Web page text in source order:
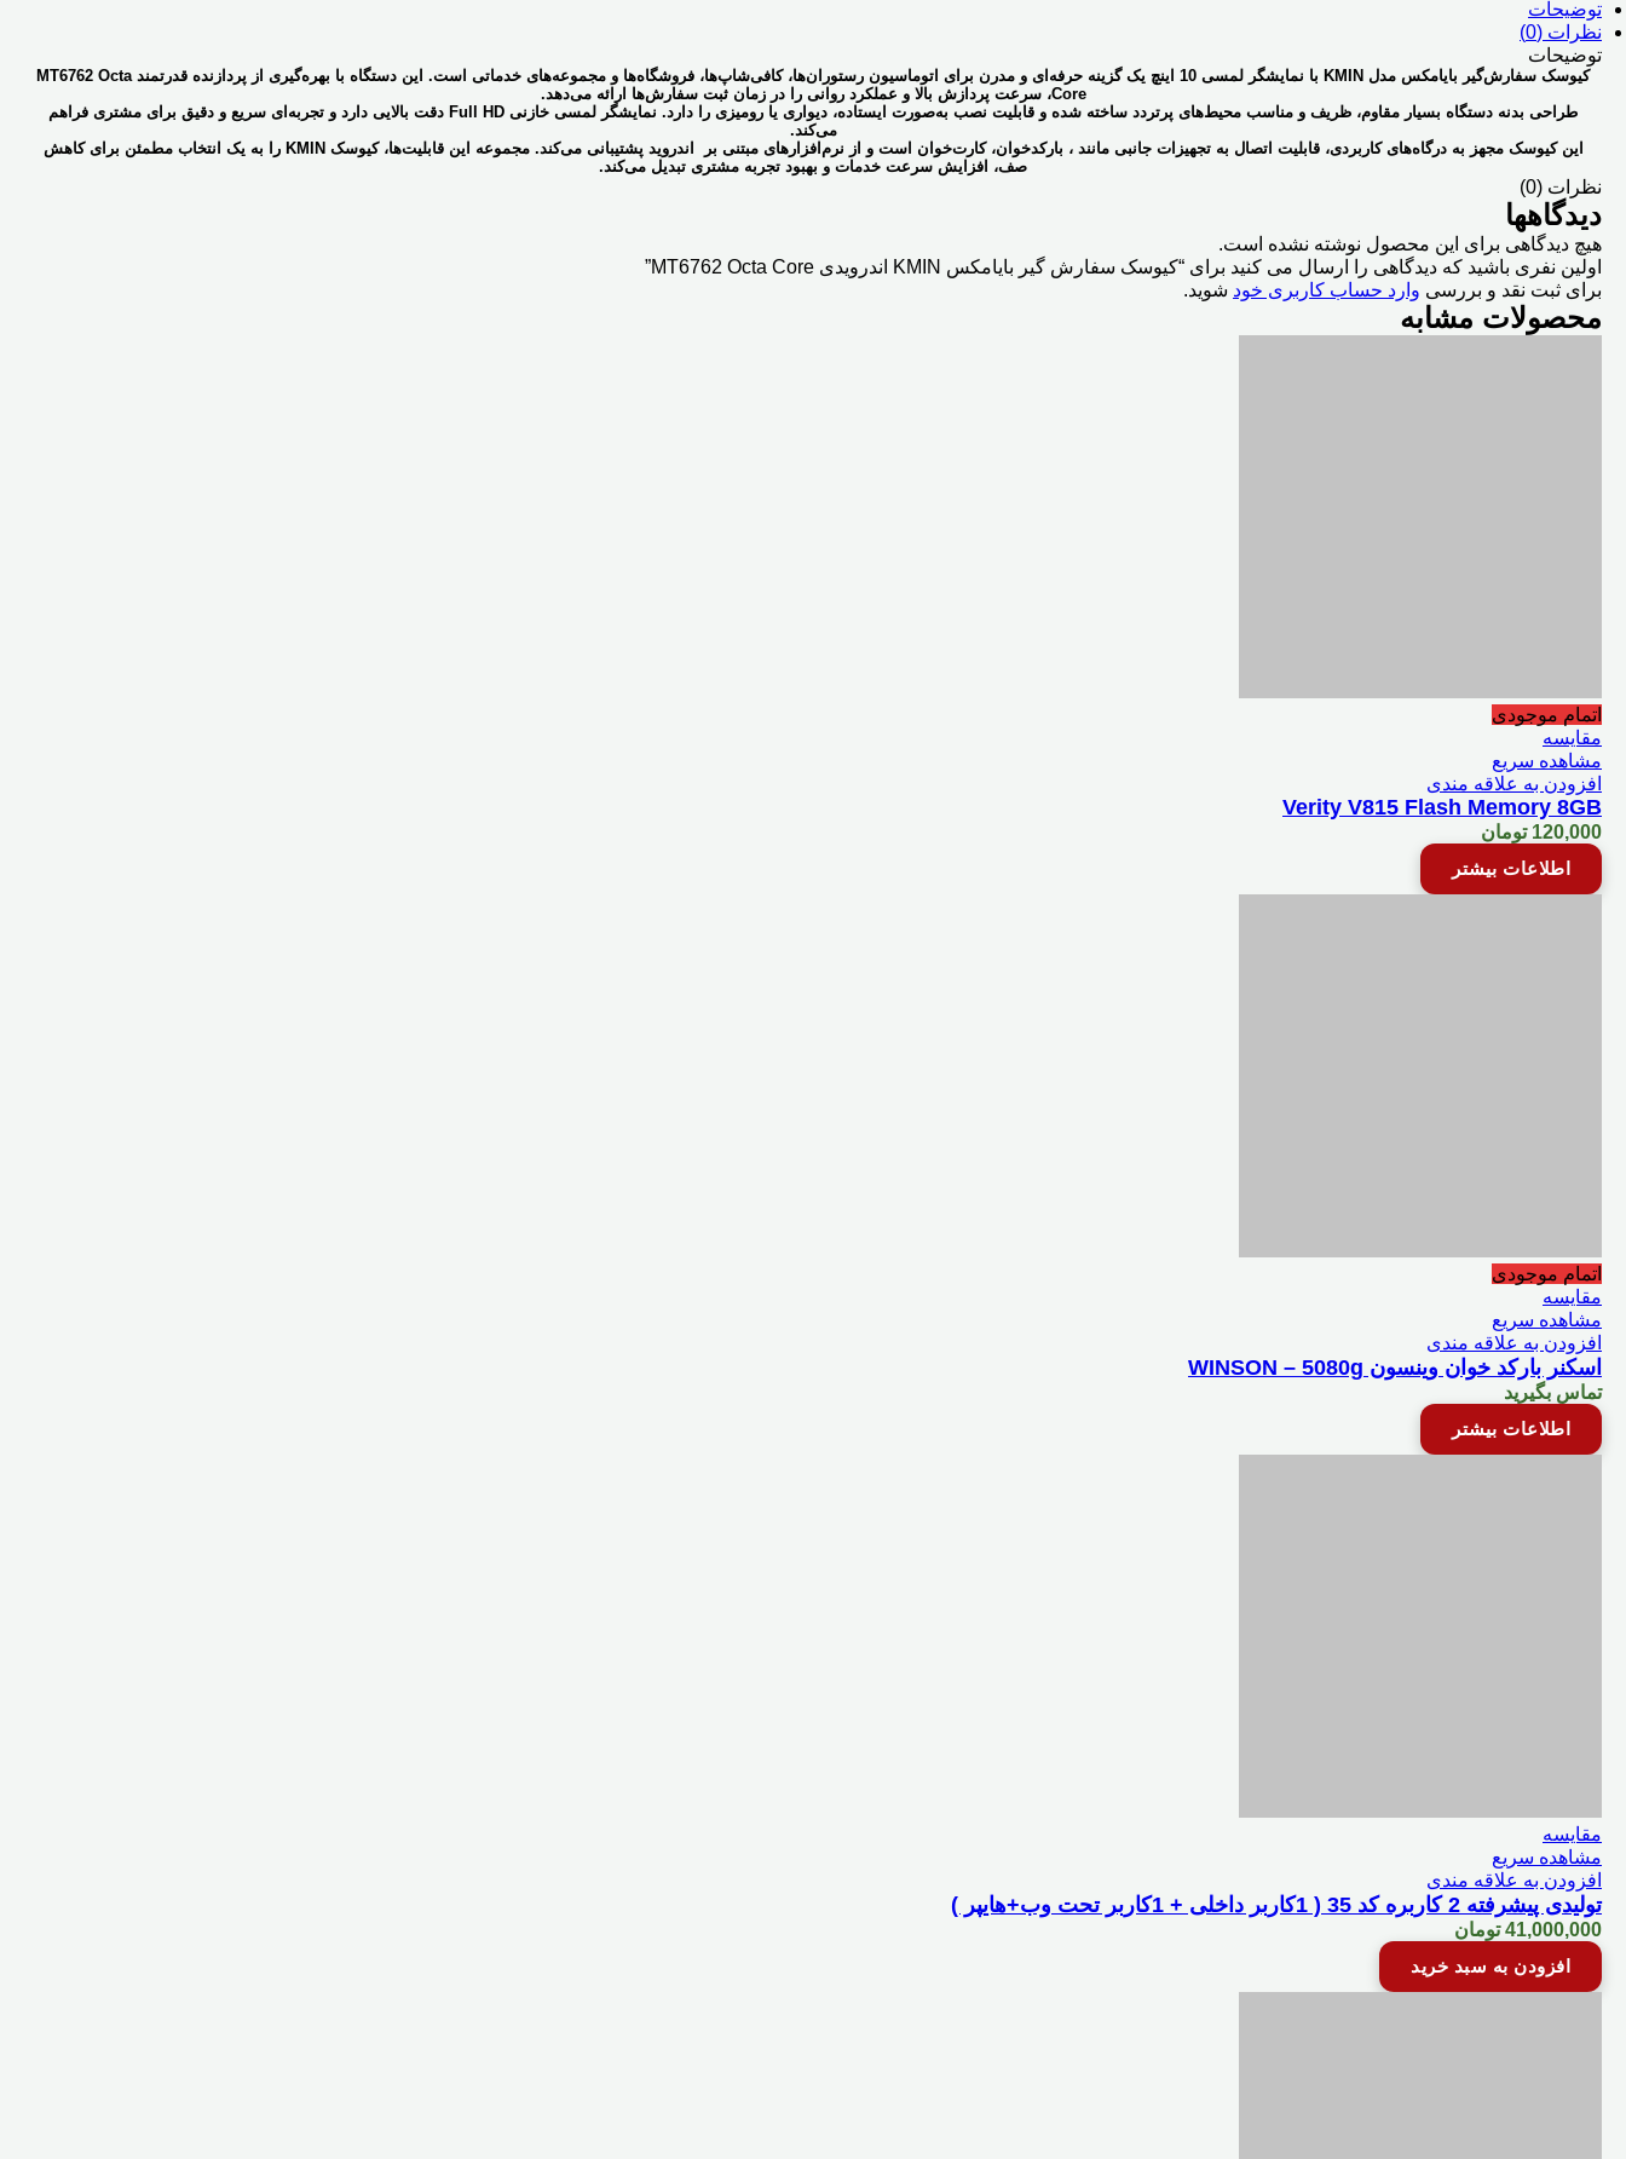
توضیحات
نظرات (0)
توضیحات
کیوسک سفارش‌گیر بایامکس مدل KMIN با نمایشگر لمسی 10 اینچ
یک گزینه حرفه‌ای و مدرن برای اتوماسیون رستوران‌ها، کافی‌شاپ‌ها، فروشگاه‌ها و مجموعه‌های خدماتی است. این دستگاه با بهره‌گیری از پردازنده قدرتمند MT6762 Octa
Core، سرعت پردازش بالا و عملکرد روانی را در زمان ثبت سفارش‌ها ارائه می‌دهد.
طراحی بدنه دستگاه بسیار مقاوم، ظریف و مناسب محیط‌های پرتردد ساخته شده و قابلیت نصب به‌صورت ایستاده، دیواری یا رومیزی
را دارد. نمایشگر لمسی خازنی Full HD دقت بالایی دارد و تجربه‌ای سریع و دقیق برای مشتری فراهم
می‌کند.
این کیوسک مجهز به درگاه‌های کاربردی، قابلیت اتصال به تجهیزات جانبی مانند، بارکدخوان، کارت‌خوان
است و از نرم‌افزارهای مبتنی بر اندروید پشتیبانی می‌کند. مجموعه این قابلیت‌ها، کیوسک KMIN را به یک انتخاب مطمئن برای کاهش
صف، افزایش سرعت خدمات و بهبود تجربه مشتری تبدیل می‌کند.
نظرات (0)
دیدگاهها
هیچ دیدگاهی برای این محصول نوشته نشده است.
اولین نفری باشید که دیدگاهی را ارسال می کنید برای “کیوسک سفارش گیر بایامکس KMIN اندرویدی MT6762 Octa Core”
برای ثبت نقد و بررسی وارد حساب کاربری خود شوید.
محصولات مشابه
اتمام موجودی
مقایسه
مشاهده سریع
افزودن به علاقه مندی
Verity V815 Flash Memory 8GB
120,000 تومان
اطلاعات بیشتر
اتمام موجودی
مقایسه
مشاهده سریع
افزودن به علاقه مندی
اسکنر بارکد خوان وینسون WINSON – 5080g
تماس بگیرید
اطلاعات بیشتر
مقایسه
مشاهده سریع
افزودن به علاقه مندی
تولیدی پیشرفته 2 کاربره کد 35 ( 1کاربر داخلی + 1کاربر تحت وب+هایپر )
41,000,000 تومان
افزودن به سبد خرید